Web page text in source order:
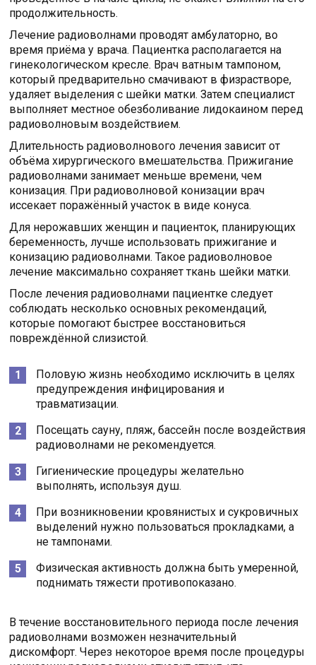
продолжительность.
Лечение радиоволнами проводят амбулаторно, во
время приёма у врача. Пациентка располагается на
гинекологическом кресле. Врач ватным тампоном,
который предварительно смачивают в физрастворе,
удаляет выделения с шейки матки. Затем специалист
выполняет местное обезболивание лидокаином перед
радиоволновым воздействием.
Длительность радиоволнового лечения зависит от
объёма хирургического вмешательства. Прижигание
радиоволнами занимает меньше времени, чем
конизация. При радиоволновой конизации врач
иссекает поражённый участок в виде конуса.
Для нерожавших женщин и пациенток, планирующих
беременность, лучше использовать прижигание и
конизацию радиоволнами. Такое радиоволновое
лечение максимально сохраняет ткань шейки матки.
После лечения радиоволнами пациентке следует
соблюдать несколько основных рекомендаций,
которые помогают быстрее восстановиться
повреждённой слизистой.
Половую жизнь необходимо исключить в целях
предупреждения инфицирования и
травматизации.
Посещать сауну, пляж, бассейн после воздействия
радиоволнами не рекомендуется.
Гигиенические процедуры желательно
выполнять, используя душ.
При возникновении кровянистых и сукровичных
выделений нужно пользоваться прокладками, а
не тампонами.
Физическая активность должна быть умеренной,
поднимать тяжести противопоказано.
В течение восстановительного периода после лечения
радиоволнами возможен незначительный
дискомфорт. Через некоторое время после процедуры